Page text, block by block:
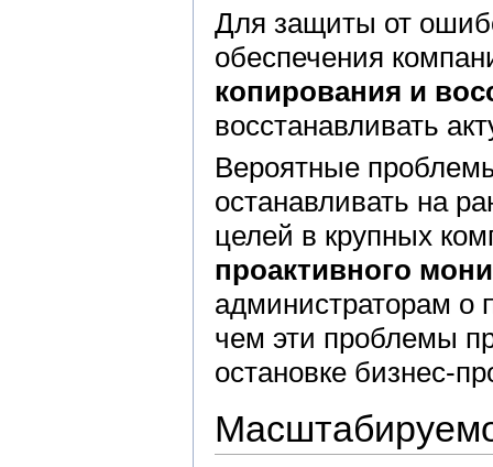
Для защиты от
обеспечения
копирования и
восстанавливать
Вероятные
останавливать на
целей в крупных
проактивного
администраторам о
чем эти проблемы
остановке бизнес-